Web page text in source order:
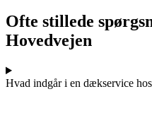
Ofte stillede
Hovedvejen
Hvad indgår i en dækservice